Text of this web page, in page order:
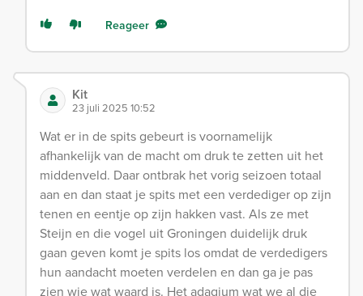
Reageer
Kit
23 juli 2025 10:52
Wat er in de spits gebeurt is voornamelijk
afhankelijk van de macht om druk te zetten uit het
middenveld. Daar ontbrak het vorig seizoen totaal
aan en dan staat je spits met een verdediger op zijn
tenen en eentje op zijn hakken vast. Als ze met
Steijn en die vogel uit Groningen duidelijk druk
gaan geven komt je spits los omdat de verdedigers
hun aandacht moeten verdelen en dan ga je pas
zien wie wat waard is. Het adagium wat we al die